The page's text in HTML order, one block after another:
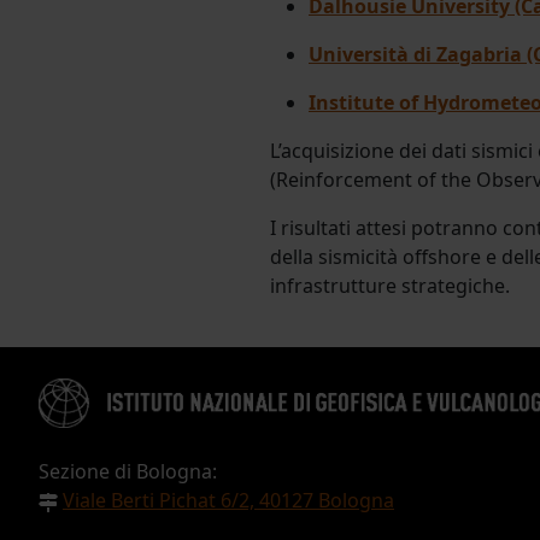
Dalhousie University
Università di Zagabria
Institute of
L’acquisizione dei dati
(Reinforcement of the
I risultati attesi potranno
della sismicità offshore e
infrastrutture strategiche.
Sezione di Bologna:
Viale Berti Pichat 6/2, 40127 Bologna